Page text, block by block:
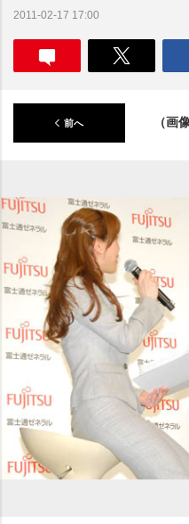
2011-02-17 17:00
前へ （画